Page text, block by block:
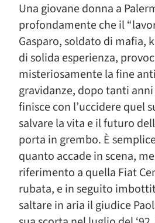
Una giovane donna a
profondamente che il
Gasparo, soldato di mafia,
di solida esperienza,
misteriosamente la fine
gravidanze, dopo tanti
finisce con l’uccidere quel
salvare la vita e il futuro
porta in grembo. È
quanto accade in scena,
riferimento a quella Fiat
rubata, e in seguito
saltare in aria il giudice